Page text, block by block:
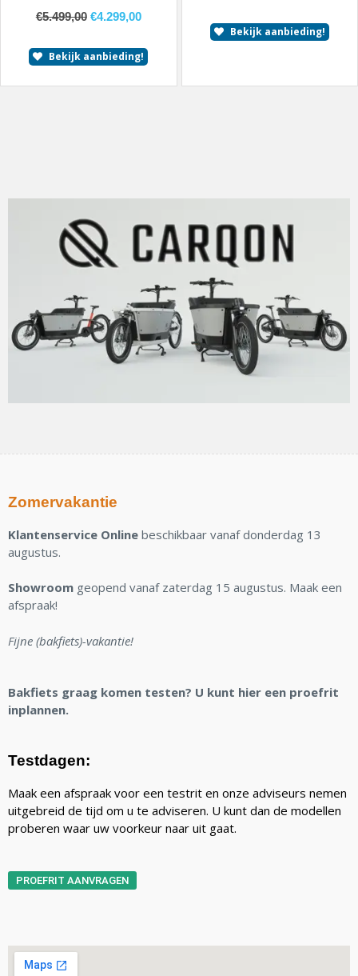
€5.499,00 €4.299,00
Bekijk aanbieding!
Bekijk aanbieding!
Zomervakantie
Klantenservice Online beschikbaar vanaf donderdag 13
augustus.
Showroom geopend vanaf zaterdag 15 augustus. Maak een
afspraak!
Fijne (bakfiets)-vakantie!
Bakfiets graag komen testen? U kunt hier een proefrit
inplannen.
Testdagen:
Maak een afspraak voor een testrit en onze adviseurs nemen
uitgebreid de tijd om u te adviseren. U kunt dan de modellen
proberen waar uw voorkeur naar uit gaat.
PROEFRIT AANVRAGEN